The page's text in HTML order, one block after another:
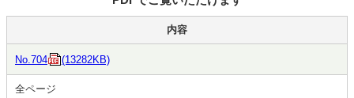
内容
No.704 (13282KB)
全ページ